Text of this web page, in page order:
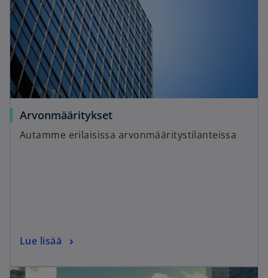
Arvonmääritykset
Autamme erilaisissa arvonmääritystilanteissa
Lue lisää